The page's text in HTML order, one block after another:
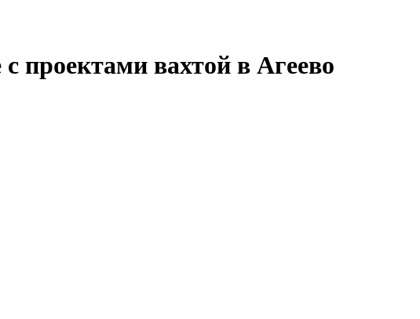
проектами вахтой в Агеево